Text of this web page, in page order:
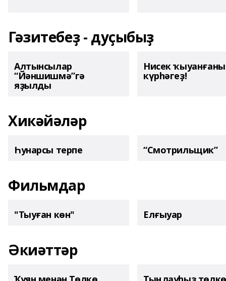
Гәзитебеҙ - дуҫыбыҙ
Алтынсылар
“Йәншишмә”гә
яҙылды
Нисек
күрһәгеҙ!
Хикәйәләр
Һунарсы терпе “Смотрильщик”
Фильмдар
"Тыуған көн" Елғыуар
Әкиәттәр